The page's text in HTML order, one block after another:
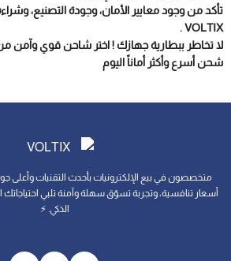
تأكد من وجود معايير الأمان، وجودة التصنيع،
VOLTIX .
لا تخاطر ببطارية جهازك ! اختر شاحن قوي وآمن
شحن أسرع وأكثر أماناً اليوم
متخصصون في بيع الإلكترونيات بأحدث التقنيات وأعلى
أسعار تنافسية، وتجربة تسوّق سهلة وآمنة تلبي
الذكي. ⚡